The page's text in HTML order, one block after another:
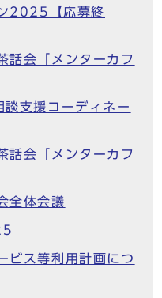
2025【応募終
話会「メンターカフ
支援コーディネー
話会「メンターカフ
全体会議
ビス等利用計画につ